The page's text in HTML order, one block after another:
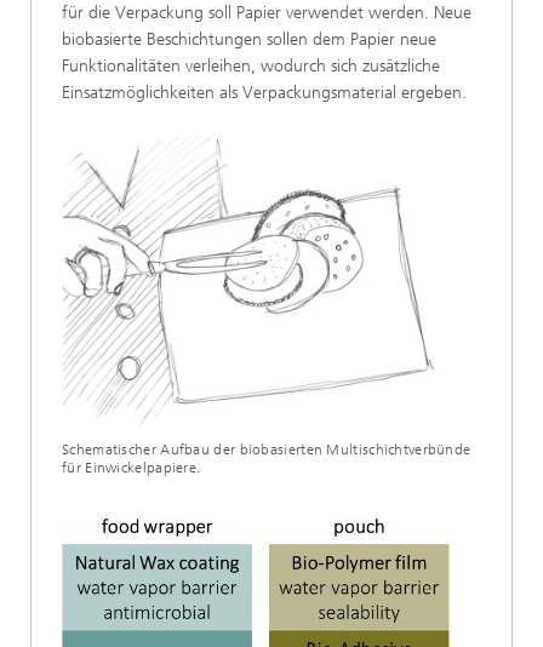
für die Verpackung soll Papier verwendet werden. Neue
biobasierte Beschichtungen sollen dem Papier neue
Funktionalitäten verleihen, wodurch sich zusätzliche
Einsatzmöglichkeiten als Verpackungsmaterial ergeben.
Schematischer Aufbau der biobasierten Multischichtverbünde
für Einwickelpapiere.